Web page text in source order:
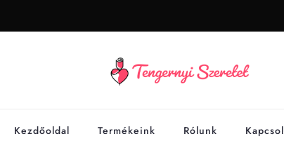
Kezdőoldal Termékeink Rólunk